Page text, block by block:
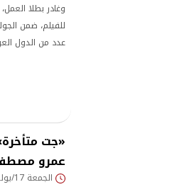
وغادر بطلا
للفيلم، ضمن
عدد من الدول
«جت
عمرو
الجمعة 17/يوليو/2026 - 06:55 م